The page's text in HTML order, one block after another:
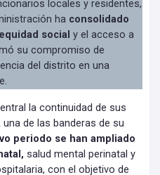
locales y residentes,
ha consolidado
social y el acceso a
su compromiso de
del distrito en una
la continuidad de sus
de las banderas de su
periodo se han ampliado
salud mental perinatal y
con el objetivo de